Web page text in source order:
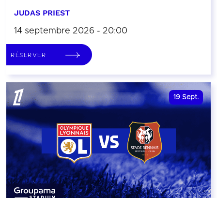
JUDAS PRIEST
14 septembre 2026 - 20:00
RÉSERVER
19 Sept.